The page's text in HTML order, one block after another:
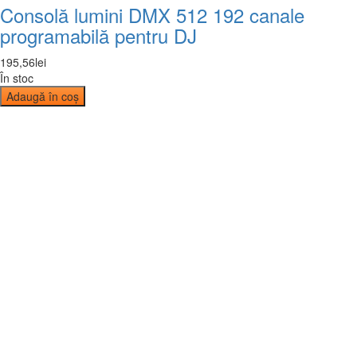
Consolă lumini DMX 512 192 canale
programabilă pentru DJ
195,56lei
În stoc
Adaugă în coș